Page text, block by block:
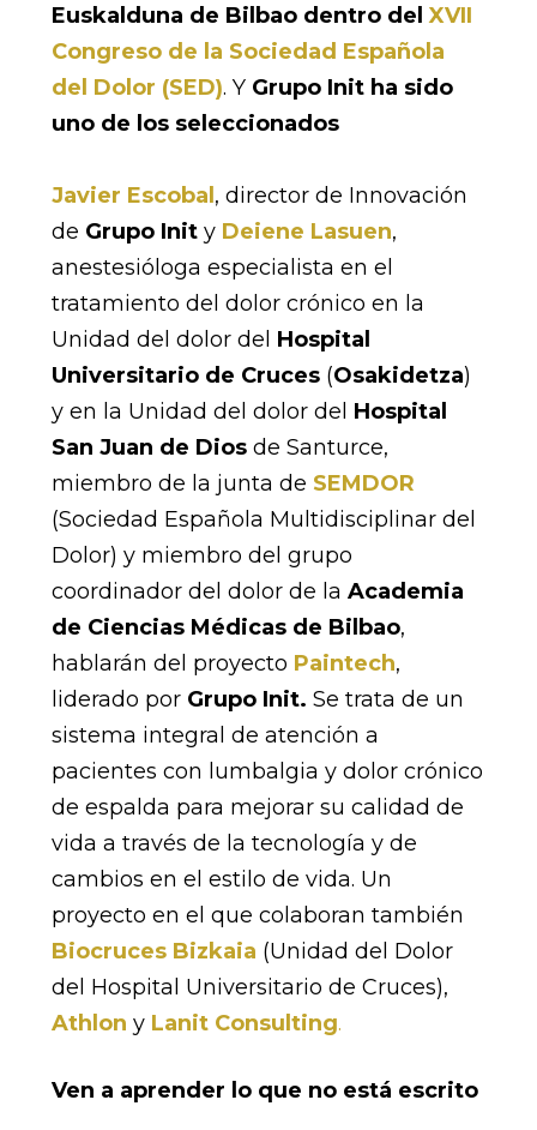
Euskalduna de Bilbao dentro delXVII
Congreso de la Sociedad Española
del Dolor (SED). Y Grupo Init ha sido
uno de los seleccionados
Javier Escobal , director de Innovación
de Grupo Inity Deiene Lasuen,
anestesióloga especialista en el
tratamiento del dolor crónico en la
Unidad del dolor del Hospital
Universitario de Cruces(Osakidetza)
y en la Unidad del dolor del Hospital
San Juan de Diosde Santurce,
miembro de la junta de SEMDOR
(Sociedad Española Multidisciplinar del
Dolor) y miembro del grupo
coordinador del dolor de la Academia
de Ciencias Médicas de Bilbao,
hablarán del proyecto Paintech,
liderado por Grupo Init. Se trata de un
sistema integral de atención a
pacientes con lumbalgia y dolor crónico
de espalda para mejorar su calidad de
vida a través de la tecnología y de
cambios en el estilo de vida. Un
proyecto en el que colaboran también
Biocruces Bizkaia (Unidad del Dolor
del Hospital Universitario de Cruces),
Athlon y Lanit Consulting.
Ven a aprender lo que no está escrito